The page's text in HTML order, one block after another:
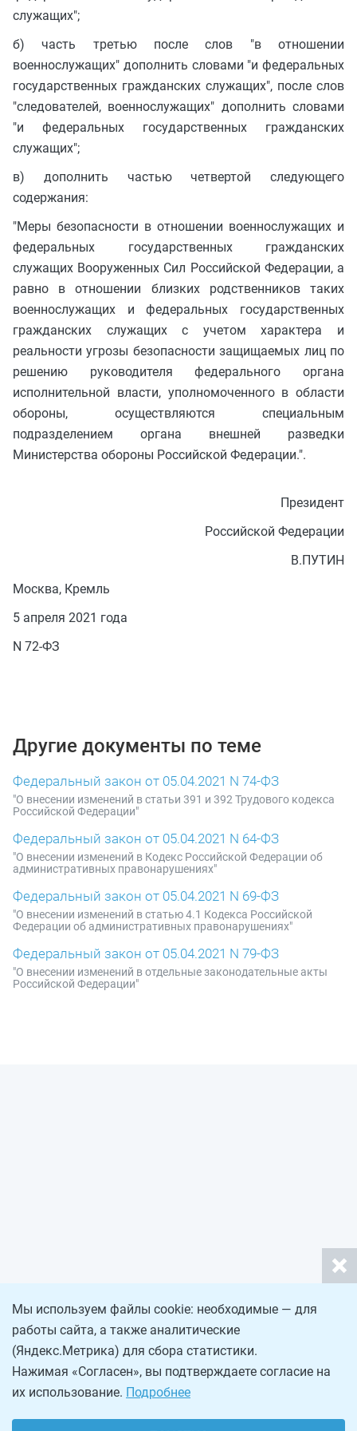
служащих";
б) часть третью после слов "в отношении
военнослужащих" дополнить словами "и федеральных
государственных гражданских служащих", после слов
"следователей, военнослужащих" дополнить словами
"и федеральных государственных гражданских
служащих";
в) дополнить частью четвертой следующего
содержания:
"Меры безопасности в отношении военнослужащих и
федеральных государственных гражданских
служащих Вооруженных Сил Российской Федерации, а
равно в отношении близких родственников таких
военнослужащих и федеральных государственных
гражданских служащих с учетом характера и
реальности угрозы безопасности защищаемых лиц по
решению руководителя федерального органа
исполнительной власти, уполномоченного в области
обороны, осуществляются специальным
подразделением органа внешней разведки
Министерства обороны Российской Федерации.".
Президент
Российской Федерации
В.ПУТИН
Москва, Кремль
5 апреля 2021 года
N 72-ФЗ
Другие документы по теме
Федеральный закон от 05.04.2021 N 74-ФЗ
"О внесении изменений в статьи 391 и 392 Трудового кодекса
Российской Федерации"
Федеральный закон от 05.04.2021 N 64-ФЗ
"О внесении изменений в Кодекс Российской Федерации об
административных правонарушениях"
Федеральный закон от 05.04.2021 N 69-ФЗ
"О внесении изменений в статью 4.1 Кодекса Российской
Федерации об административных правонарушениях"
Федеральный закон от 05.04.2021 N 79-ФЗ
"О внесении изменений в отдельные законодательные акты
Российской Федерации"
Мы используем файлы cookie: необходимые — для
работы сайта, а также аналитические
(Яндекс.Метрика) для сбора статистики.
Нажимая «Согласен», вы подтверждаете согласие на
их использование. Подробнее